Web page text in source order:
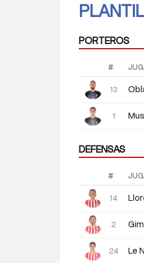
PORTEROS
#
13
1
DEFENSAS
#
14
2
24 Le